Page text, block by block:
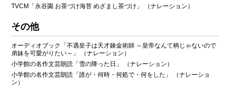
TVCM「永谷園 お茶づけ海苔 めざまし茶づけ」 （ナレーション）
その他
オーディオブック「不遇皇子は天才錬金術師 ～皇帝なんて柄じゃないので
弟妹を可愛がりたい～」 （ナレーション）
小学館の名作文芸朗読「雪の降った日」 （ナレーション）
小学館の名作文芸朗読「誰が・何時・何処で・何をした」 （ナレーショ
ン）